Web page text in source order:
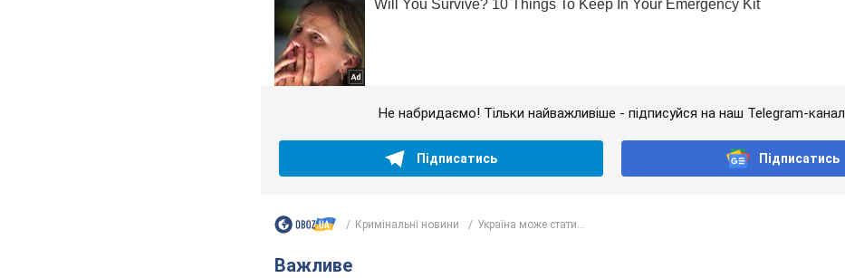
Не набридаємо! Тільки найважливіше - підписуйся на наш Telegram-канал
Підписатись Підписатись
Кримінальні новини Україна може стати...
Важливе